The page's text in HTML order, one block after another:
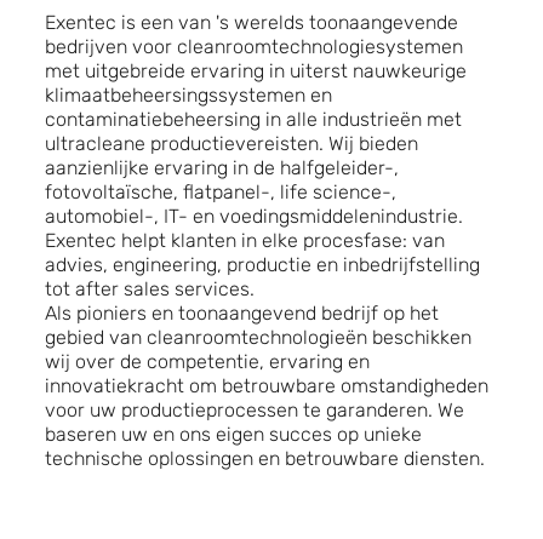
Exentec is een van 's werelds toonaangevende
bedrijven voor cleanroomtechnologiesystemen
met uitgebreide ervaring in uiterst nauwkeurige
klimaatbeheersingssystemen en
contaminatiebeheersing in alle industrieën met
ultracleane productievereisten. Wij bieden
aanzienlijke ervaring in de halfgeleider-,
fotovoltaïsche, flatpanel-, life science-,
automobiel-, IT- en voedingsmiddelenindustrie.
Exentec helpt klanten in elke procesfase: van
advies, engineering, productie en inbedrijfstelling
tot after sales services.
Als pioniers en toonaangevend bedrijf op het
gebied van cleanroomtechnologieën beschikken
wij over de competentie, ervaring en
innovatiekracht om betrouwbare omstandigheden
voor uw productieprocessen te garanderen. We
baseren uw en ons eigen succes op unieke
technische oplossingen en betrouwbare diensten.